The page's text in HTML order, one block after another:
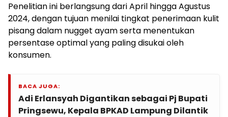
Penelitian ini berlangsung dari April hingga Agustus
2024, dengan tujuan menilai tingkat penerimaan kulit
pisang dalam nugget ayam serta menentukan
persentase optimal yang paling disukai oleh
konsumen.
BACA JUGA:
Adi Erlansyah Digantikan sebagai Pj Bupati
Pringsewu, Kepala BPKAD Lampung Dilantik